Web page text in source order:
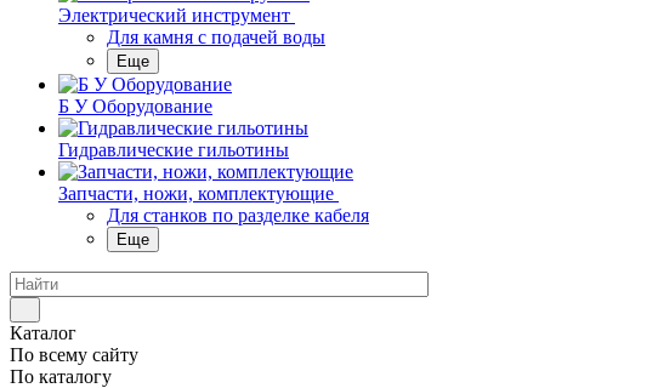
Электрический инструмент
Для камня с подачей воды
Еще
Б У Оборудование
Гидравлические гильотины
Запчасти, ножи, комплектующие
Для станков по разделке кабеля
Еще
Каталог
По всему сайту
По каталогу